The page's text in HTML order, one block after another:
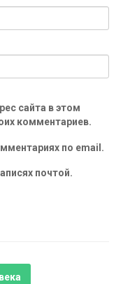
сайта в этом
комментариев.
по email.
почтой.